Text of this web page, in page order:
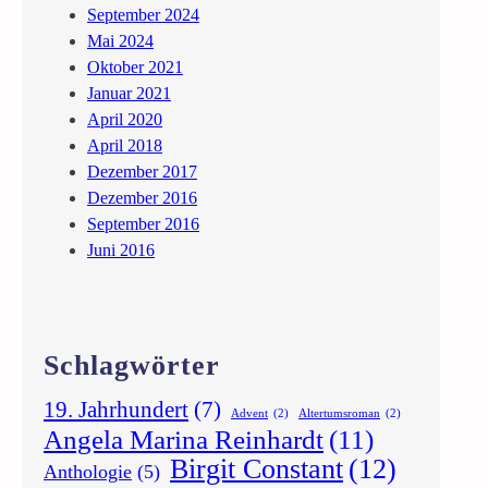
September 2024
Mai 2024
Oktober 2021
Januar 2021
April 2020
April 2018
Dezember 2017
Dezember 2016
September 2016
Juni 2016
Schlagwörter
19. Jahrhundert (7) Advent (2) Altertumsroman (2)
Angela Marina Reinhardt (11)
Anthologie (5) Birgit Constant (12)